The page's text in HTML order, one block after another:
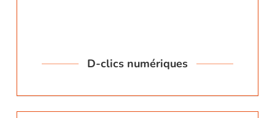
D-clics numériques